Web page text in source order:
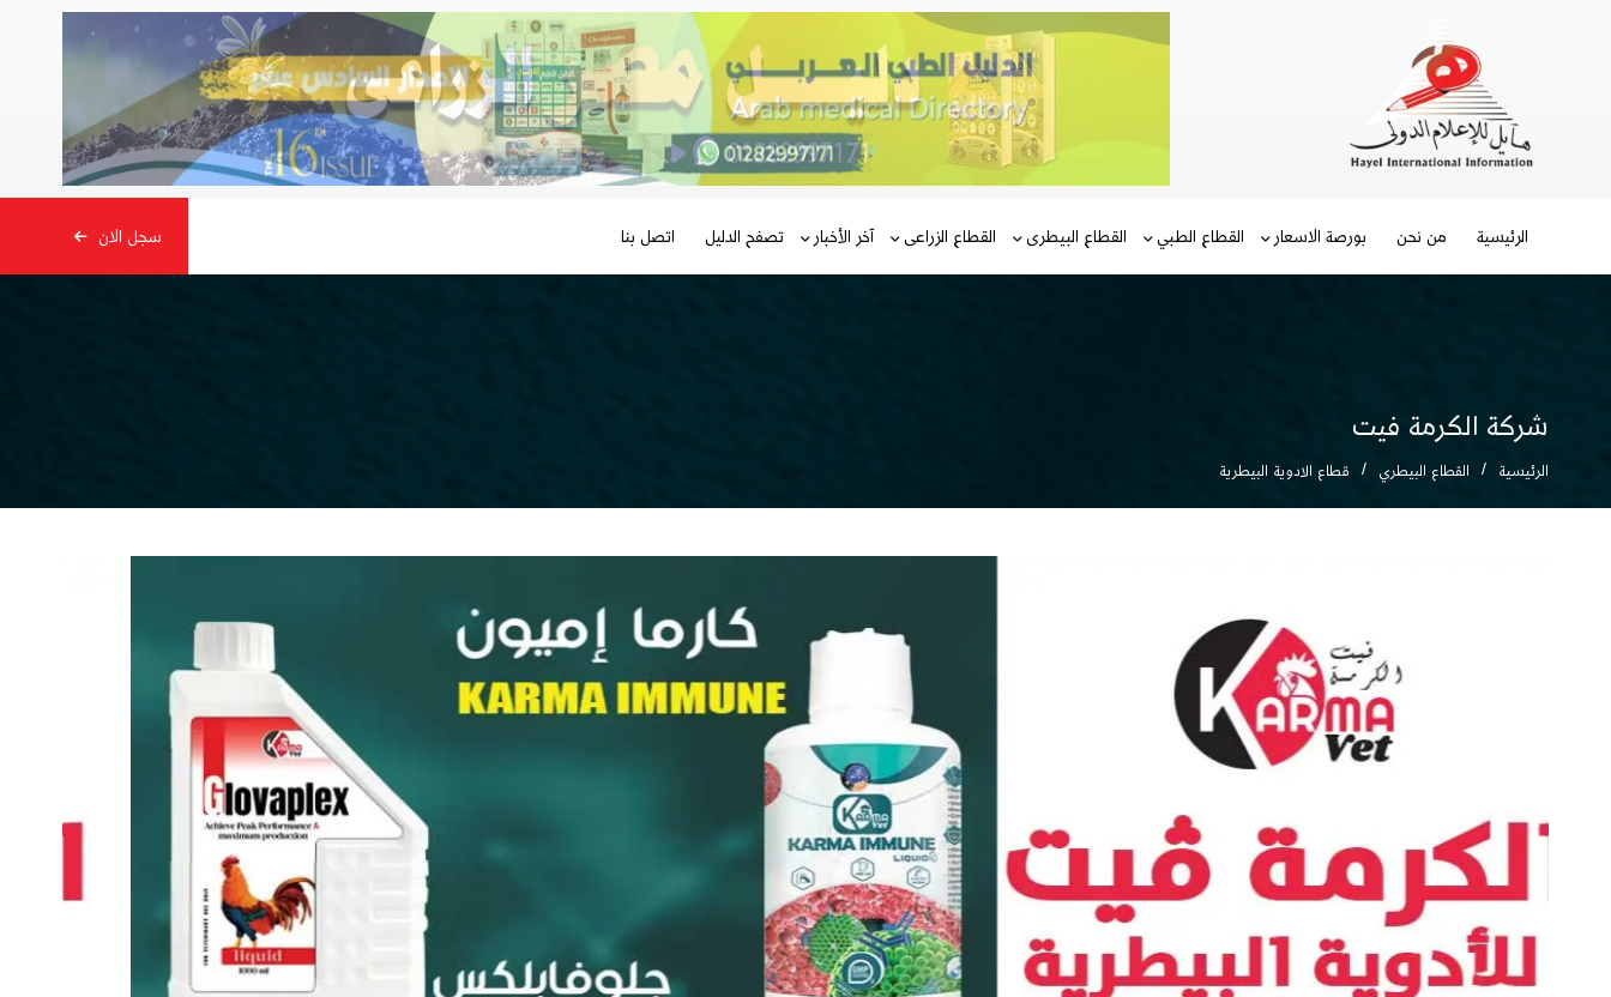
الرئيسية من نحن بورصة الاسعار القطاع الطبي القطاع البيطرى القطاع الزراعى آخر الأخبار تصفح الدليل اتصل بنا سجل الان
شركة الكرمة فيت
الرئيسية القطاع البيطري قطاع الادوية البيطرية